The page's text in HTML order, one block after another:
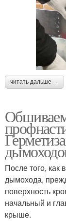
читать дальше →
После того, как
дымохода,
поверхность
начальный и
крыше.